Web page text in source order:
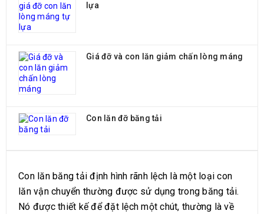
lựa
Giá đỡ và con lăn giảm chấn lòng máng
Con lăn đỡ băng tải
Con lăn băng tải định hình rãnh lệch là một loại con
lăn vận chuyển thường được sử dụng trong băng tải.
Nó được thiết kế để đặt lệch một chút, thường là về